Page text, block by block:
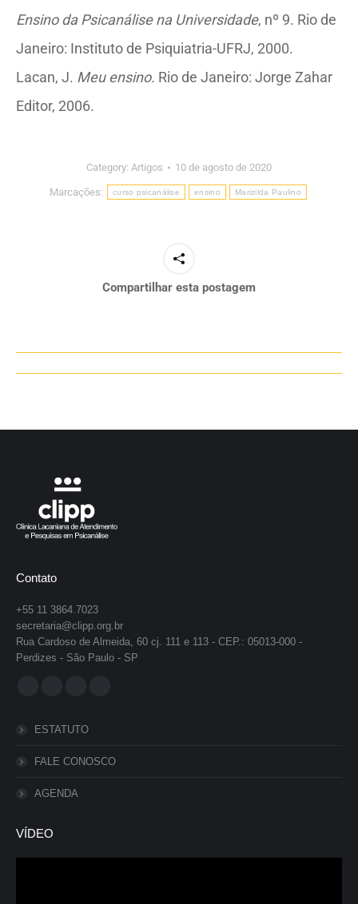
Ensino da Psicanálise na Universidade, nº 9. Rio de
Janeiro: Instituto de Psiquiatria-UFRJ, 2000.
Lacan, J. Meu ensino. Rio de Janeiro: Jorge Zahar
Editor, 2006.
Category: Artigos 10 de agosto de 2020
Marcações: curso psicanálise ensino Marizilda Paulino
Compartilhar esta postagem
Navegação
post:
Contato
+55 11 3864.7023
secretaria@clipp.org.br
Rua Cardoso de Almeida, 60 cj. 111 e 113 - CEP.: 05013-000 -
Perdizes - São Paulo - SP
opens
window
opens
in
window
opens
in
window
in
ESTATUTO
FALE CONOSCO
AGENDA
VÍDEO